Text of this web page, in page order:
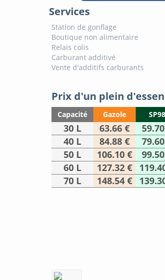
Services
Station de gonflage
Boutique non alimentaire
Relais colis
Carburant additivé
Vente d'additifs carburants
Prix d'un plein
Capacité Gazole SP98
30 L 63.66 €
40 L
84.88 €
50 L
106.10 €
60 L
127.32 €
70 L
148.54 €